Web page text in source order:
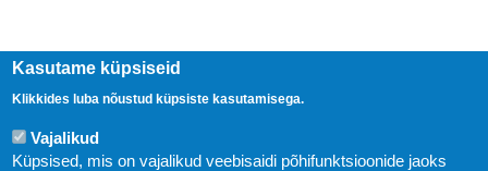
Kasutame küpsiseid
Klikkides luba nõustud küpsiste kasutamisega.
Vajalikud
Küpsised, mis on vajalikud veebisaidi põhifunktsioonide jaoks